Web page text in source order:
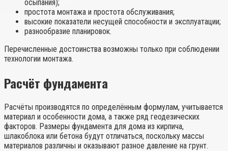
осыпания);
простота монтажа и простота обслуживания;
высокие показатели несущей способности и эксплуатации;
разнообразие планировок.
Перечисленные достоинства возможны только при соблюдении
технологии монтажа.
Расчёт фундамента
Расчёты производятся по определённым формулам, учитывается
материал и особенности дома, а также ряд геодезических
факторов. Размеры фундамента для дома из кирпича,
шлакоблока или бетона будут отличаться, поскольку массы
материалов различны и оказывают разное давление на грунт.